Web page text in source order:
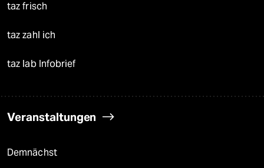
taz frisch
taz zahl ich
taz lab Infobrief
Veranstaltungen
Demnächst